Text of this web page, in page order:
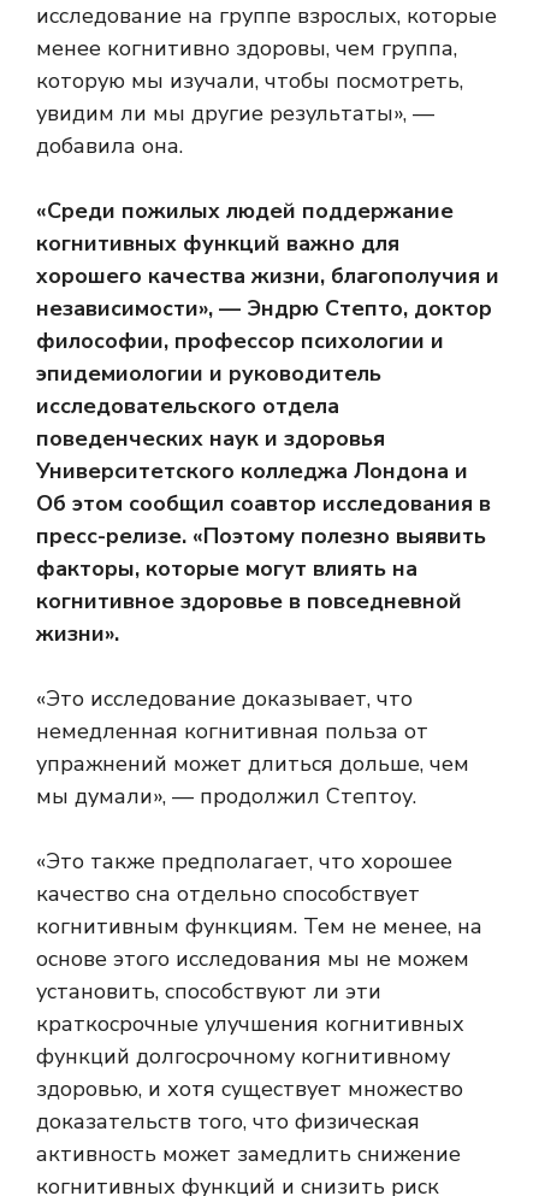
исследование на группе взрослых, которые
менее когнитивно здоровы, чем группа,
которую мы изучали, чтобы посмотреть,
увидим ли мы другие результаты», —
добавила она.
«Среди пожилых людей поддержание
когнитивных функций важно для
хорошего качества жизни, благополучия и
независимости», — Эндрю Степто, доктор
философии, профессор психологии и
эпидемиологии и руководитель
исследовательского отдела
поведенческих наук и здоровья
Университетского колледжа Лондона и
Об этом сообщил соавтор исследования в
пресс-релизе. «Поэтому полезно выявить
факторы, которые могут влиять на
когнитивное здоровье в повседневной
жизни».
«Это исследование доказывает, что
немедленная когнитивная польза от
упражнений может длиться дольше, чем
мы думали», — продолжил Стептоу.
«Это также предполагает, что хорошее
качество сна отдельно способствует
когнитивным функциям. Тем не менее, на
основе этого исследования мы не можем
установить, способствуют ли эти
краткосрочные улучшения когнитивных
функций долгосрочному когнитивному
здоровью, и хотя существует множество
доказательств того, что физическая
активность может замедлить снижение
когнитивных функций и снизить риск